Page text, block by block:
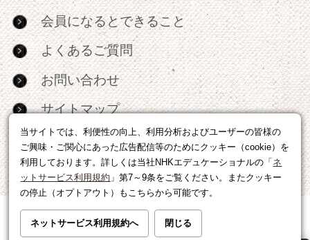
当サイトでは、利便性の向上、利用分析およびユーザーの皆様の
ご興味・ご関心にあった広告配信等のためにクッキー（cookie）を
利用しております。詳しくは当社NHKエデュケーショナルの「 ネ
ットサービス利用規約 」第7～9条をご覧ください。またクッキー
の停止（オプトアウト）もこちらから可能です。
ネットサービス利用規約へ 閉じる
会員になるとできること
よくあるご質問
お問い合わせ
サイトマップ
RSS
広告出稿・パートナーシップについて
利用規約|個人情報の取り扱いについて
運営会社|広告に関するお問い合わせ